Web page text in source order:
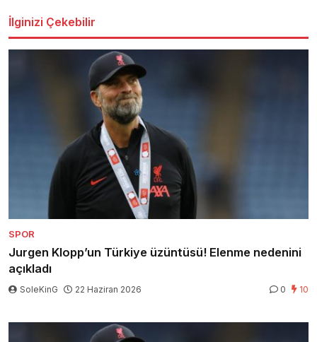
İlginizi Çekebilir
SPOR
Jurgen Klopp’un Türkiye üzüntüsü! Elenme nedenini
açıkladı
SoleKinG 22 Haziran 2026 0 10